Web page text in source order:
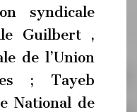
syndicale
Guilbert ,
de l’Union
; Tayeb
National de